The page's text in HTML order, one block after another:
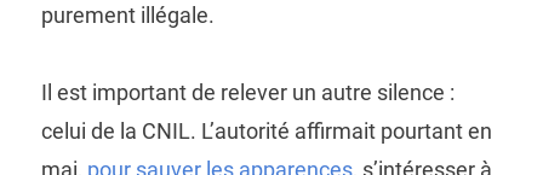
purement illégale.
Il est important de relever un autre silence :
celui de la CNIL. L’autorité affirmait pourtant en
mai, pour sauver les apparences, s’intéresser à